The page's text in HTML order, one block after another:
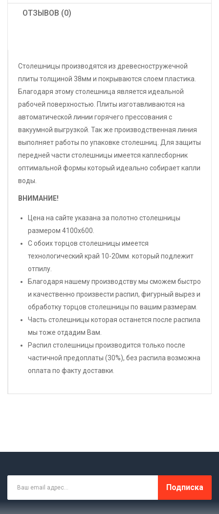
ОТЗЫВОВ (0)
Столешницы производятся из древесностружечной
плиты толщиной 38мм и покрываются слоем пластика.
Благодаря этому столешница является идеальной
рабочей поверхностью. Плиты изготавливаются на
автоматической линии горячего прессования с
вакуумной выгрузкой. Так же производственная линия
выполняет работы по упаковке столешниц. Для защиты
передней части столешницы имеется каплесборник
оптимальной формы который идеально собирает капли
воды.
ВНИМАНИЕ!
Цена на сайте указана за полотно столешницы
размером 4100х600.
С обоих торцов столешницы имеется
технологический край 10-20мм. который подлежит
отпилу.
Благодаря нашему производству мы сможем быстро
и качественно произвести распил, фигурный вырез и
обработку торцов столешницы по вашим размерам.
Часть столешницы которая останется после распила
мы тоже отдадим Вам.
Распил столешницы производится только после
частичной предоплаты (30%), без распила возможна
оплата по факту доставки.
Подписка